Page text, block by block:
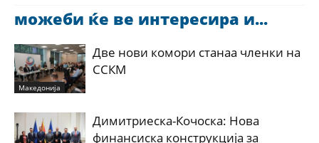
можеби ќе ве интересира и...
Македонија
Две нови комори станаа членки на
ССКМ
Димитриеска-Кочоска: Нова
финансиска конструкција за